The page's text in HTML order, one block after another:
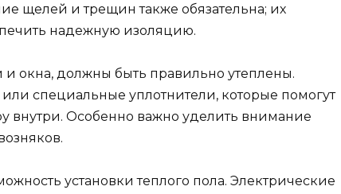
щелей и трещин также обязательна; их
надежную изоляцию.
и окна, должны быть правильно утеплены.
специальные уплотнители, которые помогут
внутри. Особенно важно уделить внимание
установки теплого пола. Электрические